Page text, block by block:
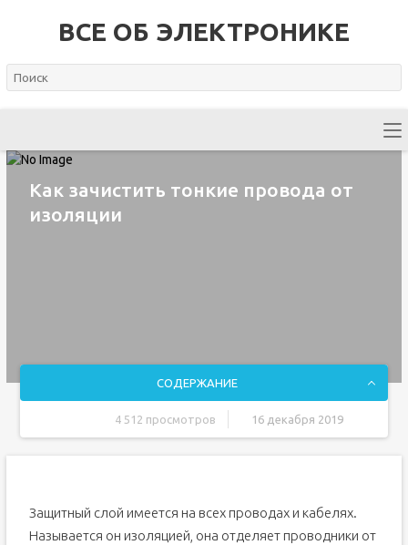
ВСЕ ОБ ЭЛЕКТРОНИКЕ
Как зачистить тонкие провода от
изоляции
СОДЕРЖАНИЕ
4 512 просмотров 16 декабря 2019
Защитный слой имеется на всех проводах и кабелях.
Называется он изоляцией, она отделяет проводники от